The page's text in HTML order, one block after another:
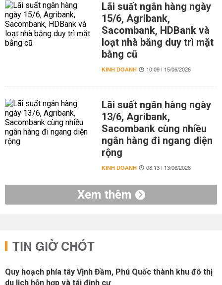
Lãi suất ngân hàng ngày
15/6, Agribank,
Sacombank, HDBank và
loạt nhà băng duy trì mặt
bằng cũ
KINH DOANH 10:09 | 15/06/2026
Lãi suất ngân hàng ngày
13/6, Agribank,
Sacombank cùng nhiều
ngân hàng đi ngang diện
rộng
KINH DOANH 08:13 | 13/06/2026
Xem thêm
TIN GIỜ CHÓT
Quy hoạch phía tây Vịnh Đầm, Phú Quốc thành khu đô thị
du lịch hỗn hợp và tái định cư